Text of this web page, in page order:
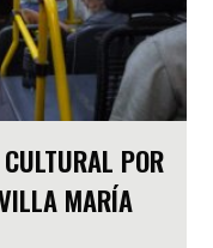
POR
MARÍA